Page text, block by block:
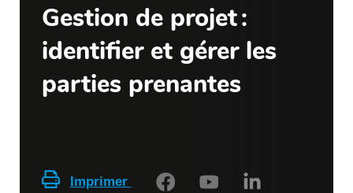
Gestion de projet :
identifier et gérer les
parties prenantes
Imprimer